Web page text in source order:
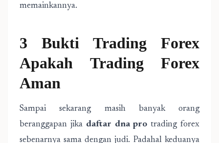
memainkannya.
3 Bukti Trading Forex
Apakah Trading Forex
Aman
Sampai sekarang masih banyak orang
beranggapan jika daftar dna pro trading forex
sebenarnya sama dengan judi. Padahal keduanya